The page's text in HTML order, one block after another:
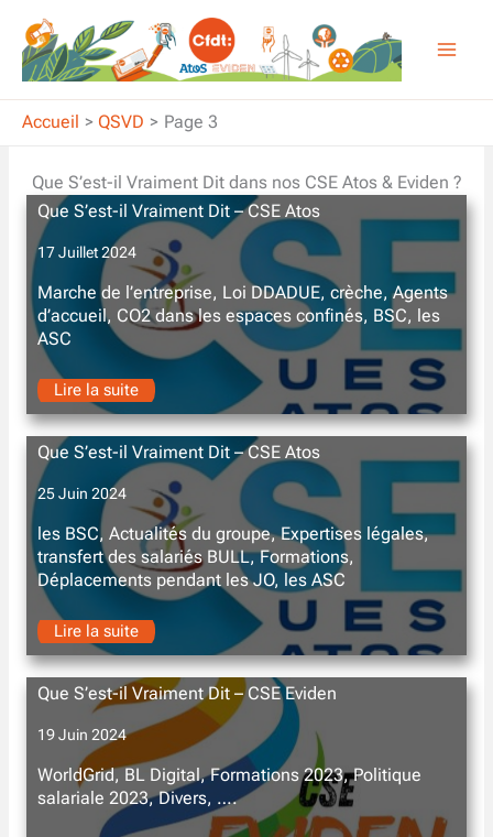
contenu
Accueil QSVD Page 3
Que S’est-il Vraiment Dit dans nos CSE Atos & Eviden ?
Que S’est-il Vraiment Dit – CSE Atos
17 Juillet 2024
Marche de l’entreprise, Loi DDADUE, crèche, Agents
d’accueil, CO2 dans les espaces confinés, BSC, les
ASC
Lire la suite
Que S’est-il Vraiment Dit – CSE Atos
25 Juin 2024
les BSC, Actualités du groupe, Expertises légales,
transfert des salariés BULL, Formations,
Déplacements pendant les JO, les ASC
Lire la suite
Que S’est-il Vraiment Dit – CSE Eviden
19 Juin 2024
WorldGrid, BL Digital, Formations 2023, Politique
salariale 2023, Divers, ….